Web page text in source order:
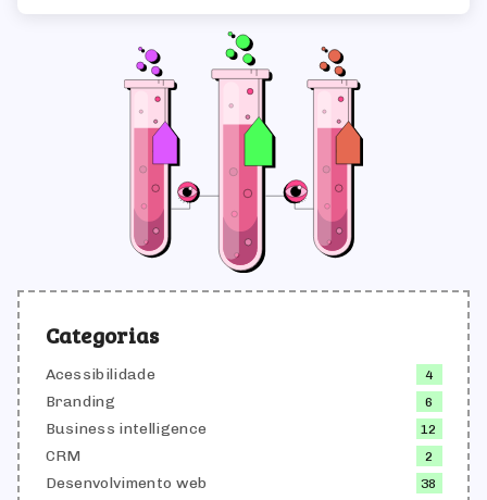
Categorias
Acessibilidade 4
Branding 6
Business intelligence 12
CRM 2
Desenvolvimento web 38